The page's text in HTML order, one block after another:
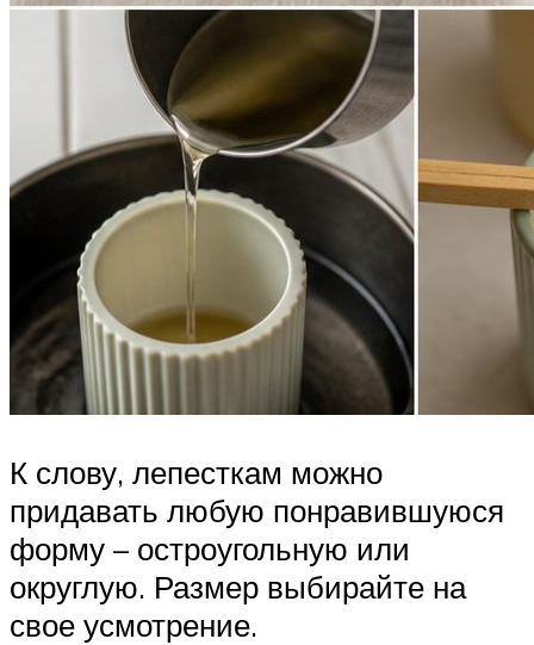
К слову, лепесткам можно
придавать любую понравившуюся
форму – остроугольную или
округлую. Размер выбирайте на
свое усмотрение.